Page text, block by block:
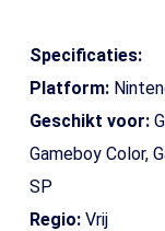
Specificaties:
Platform:
Geschikt voor:
Gameboy Color,
SP
Regio:Vrij